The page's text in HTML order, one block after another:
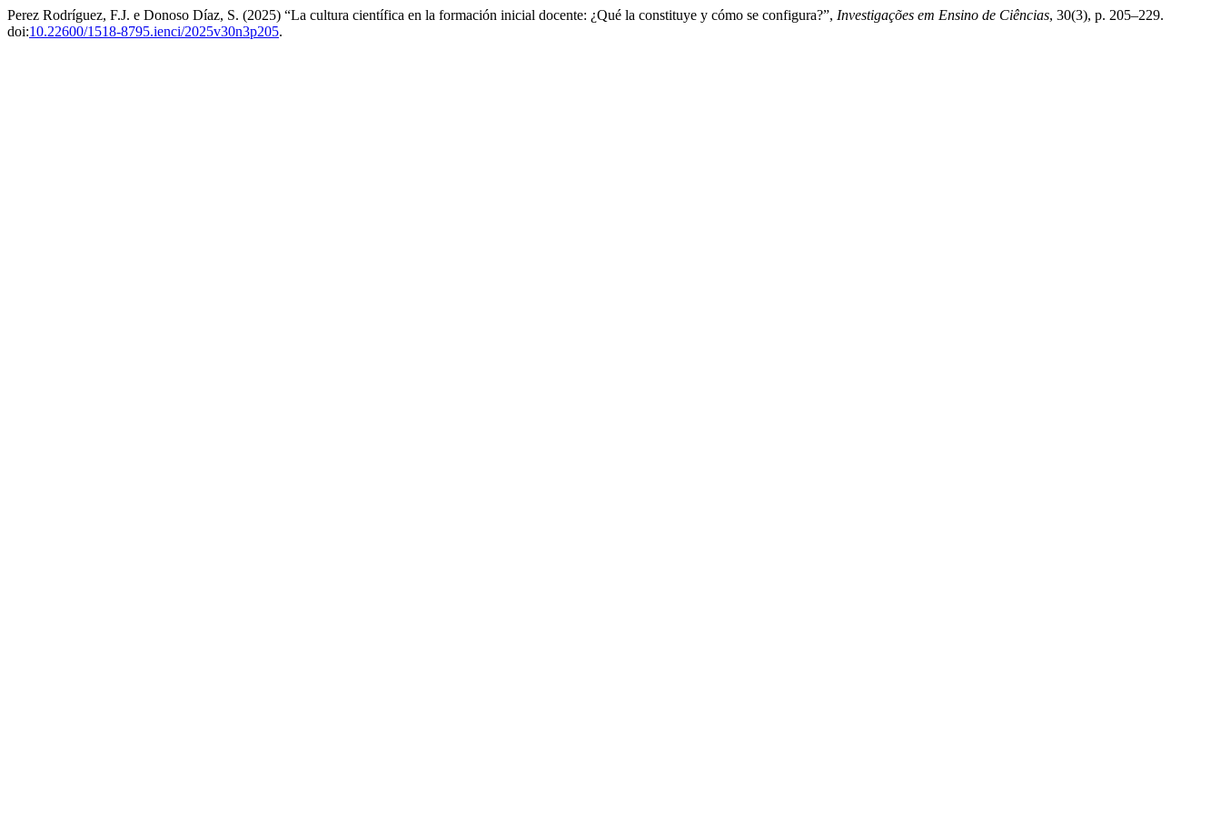
Perez Rodríguez, F.J. e Donoso Díaz, S. (2025) “La cultura científica en la formación inicial docente: ¿Qué la constituye y cómo se configura?”, Investigações em Ensino de Ciências, 30(3), p. 205–229.
doi:10.22600/1518-8795.ienci/2025v30n3p205.